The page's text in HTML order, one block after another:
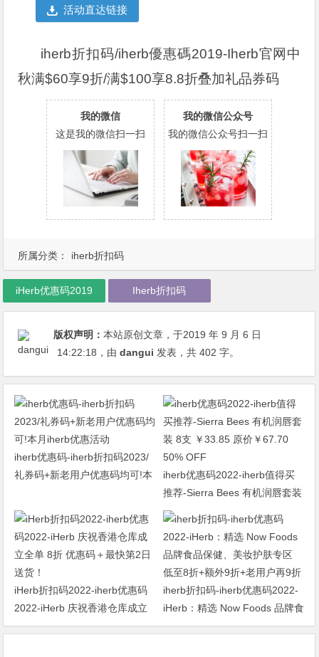
所属分类： iherb折扣码
活动直达链接
iherb折扣码/iherb優惠碼2019-Iherb官网中
秋满$60享9折/满$100享8.8折叠加礼品券码
我的微信
这是我的微信扫一扫
我的微信公众号
我的微信公众号扫一扫
iHerb优惠码2019 Iherb折扣码
版权声明：本站原创文章，于2019 年 9 月 6 日
14:22:18 ，由dangui 发表，共 402 字。
iherb优惠码-iherb折扣码2023/
礼券码+新老用户优惠码均可!本
iherb优惠码2022-iherb值得买
推荐-Sierra Bees 有机润唇套装
8支 ￥33.85 原价￥67.70 50%
iHerb折扣码2022-iherb优惠码
2022-iHerb 庆祝香港仓库成立
全单 8折 优惠码＋最快第2日送
iherb折扣码-iherb优惠码2022-
iHerb：精选 Now Foods 品牌食
品保健、美妆护肤专区 低至8折